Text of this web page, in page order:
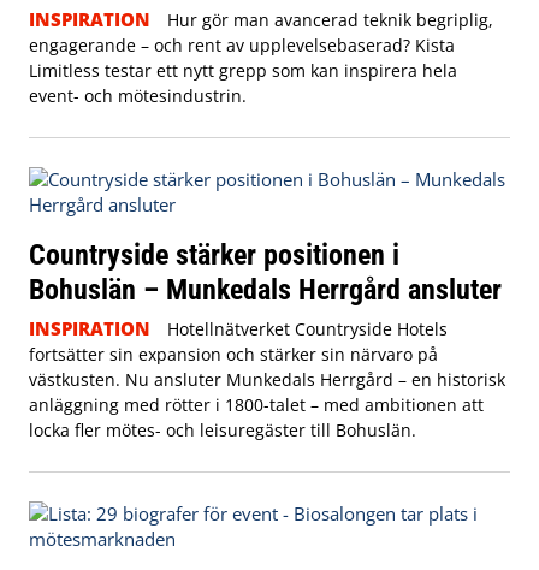
INSPIRATION
Hur gör man avancerad teknik begriplig,
engagerande – och rent av upplevelsebaserad? Kista
Limitless testar ett nytt grepp som kan inspirera hela
event- och mötesindustrin.
Countryside stärker positionen i
Bohuslän – Munkedals Herrgård ansluter
INSPIRATION
Hotellnätverket Countryside Hotels
fortsätter sin expansion och stärker sin närvaro på
västkusten. Nu ansluter Munkedals Herrgård – en historisk
anläggning med rötter i 1800-talet – med ambitionen att
locka fler mötes- och leisuregäster till Bohuslän.